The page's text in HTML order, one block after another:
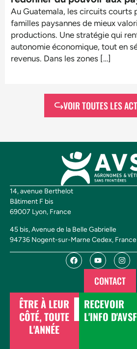
Au Guatemala, les circuits courts
familles paysannes de mieux
productions. Une stratégie qui
autonomie économique, tout en
revenus. Dans les zones […]
VOIR TOUTES LES
14, avenue Berthelot
Bâtiment F bis
69007 Lyon, France
45 bis, Avenue de la Belle Gabrielle
94736 Nogent-sur-Marne Cedex, France
CONTACT
ÊTRE À LEUR
CÔTÉ, TOUTE
L'ANNÉE
DONNER
RECEVOIR
L'INFO D'AVSF